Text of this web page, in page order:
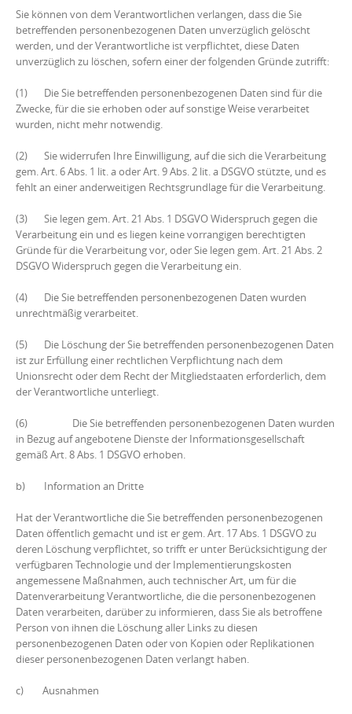
Sie können von dem Verantwortlichen verlangen, dass die Sie
betreffenden personenbezogenen Daten unverzüglich gelöscht
werden, und der Verantwortliche ist verpflichtet, diese Daten
unverzüglich zu löschen, sofern einer der folgenden Gründe zutrifft:
(1) Die Sie betreffenden personenbezogenen Daten sind für die
Zwecke, für die sie erhoben oder auf sonstige Weise verarbeitet
wurden, nicht mehr notwendig.
(2) Sie widerrufen Ihre Einwilligung, auf die sich die Verarbeitung
gem. Art. 6 Abs. 1 lit. a oder Art. 9 Abs. 2 lit. a DSGVO stützte, und es
fehlt an einer anderweitigen Rechtsgrundlage für die Verarbeitung.
(3) Sie legen gem. Art. 21 Abs. 1 DSGVO Widerspruch gegen die
Verarbeitung ein und es liegen keine vorrangigen berechtigten
Gründe für die Verarbeitung vor, oder Sie legen gem. Art. 21 Abs. 2
DSGVO Widerspruch gegen die Verarbeitung ein.
(4) Die Sie betreffenden personenbezogenen Daten wurden
unrechtmäßig verarbeitet.
(5) Die Löschung der Sie betreffenden personenbezogenen Daten
ist zur Erfüllung einer rechtlichen Verpflichtung nach dem
Unionsrecht oder dem Recht der Mitgliedstaaten erforderlich, dem
der Verantwortliche unterliegt.
(6) Die Sie betreffenden personenbezogenen Daten wurden
in Bezug auf angebotene Dienste der Informationsgesellschaft
gemäß Art. 8 Abs. 1 DSGVO erhoben.
b) Information an Dritte
Hat der Verantwortliche die Sie betreffenden personenbezogenen
Daten öffentlich gemacht und ist er gem. Art. 17 Abs. 1 DSGVO zu
deren Löschung verpflichtet, so trifft er unter Berücksichtigung der
verfügbaren Technologie und der Implementierungskosten
angemessene Maßnahmen, auch technischer Art, um für die
Datenverarbeitung Verantwortliche, die die personenbezogenen
Daten verarbeiten, darüber zu informieren, dass Sie als betroffene
Person von ihnen die Löschung aller Links zu diesen
personenbezogenen Daten oder von Kopien oder Replikationen
dieser personenbezogenen Daten verlangt haben.
c) Ausnahmen